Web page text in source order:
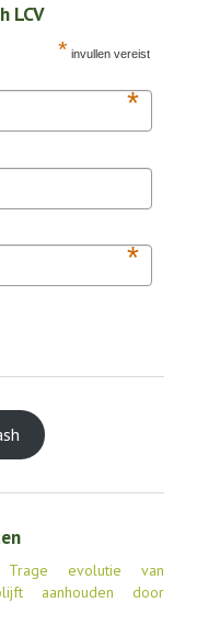
LCV
* invullen vereist
*
*
Trage evolutie van
aanhouden door